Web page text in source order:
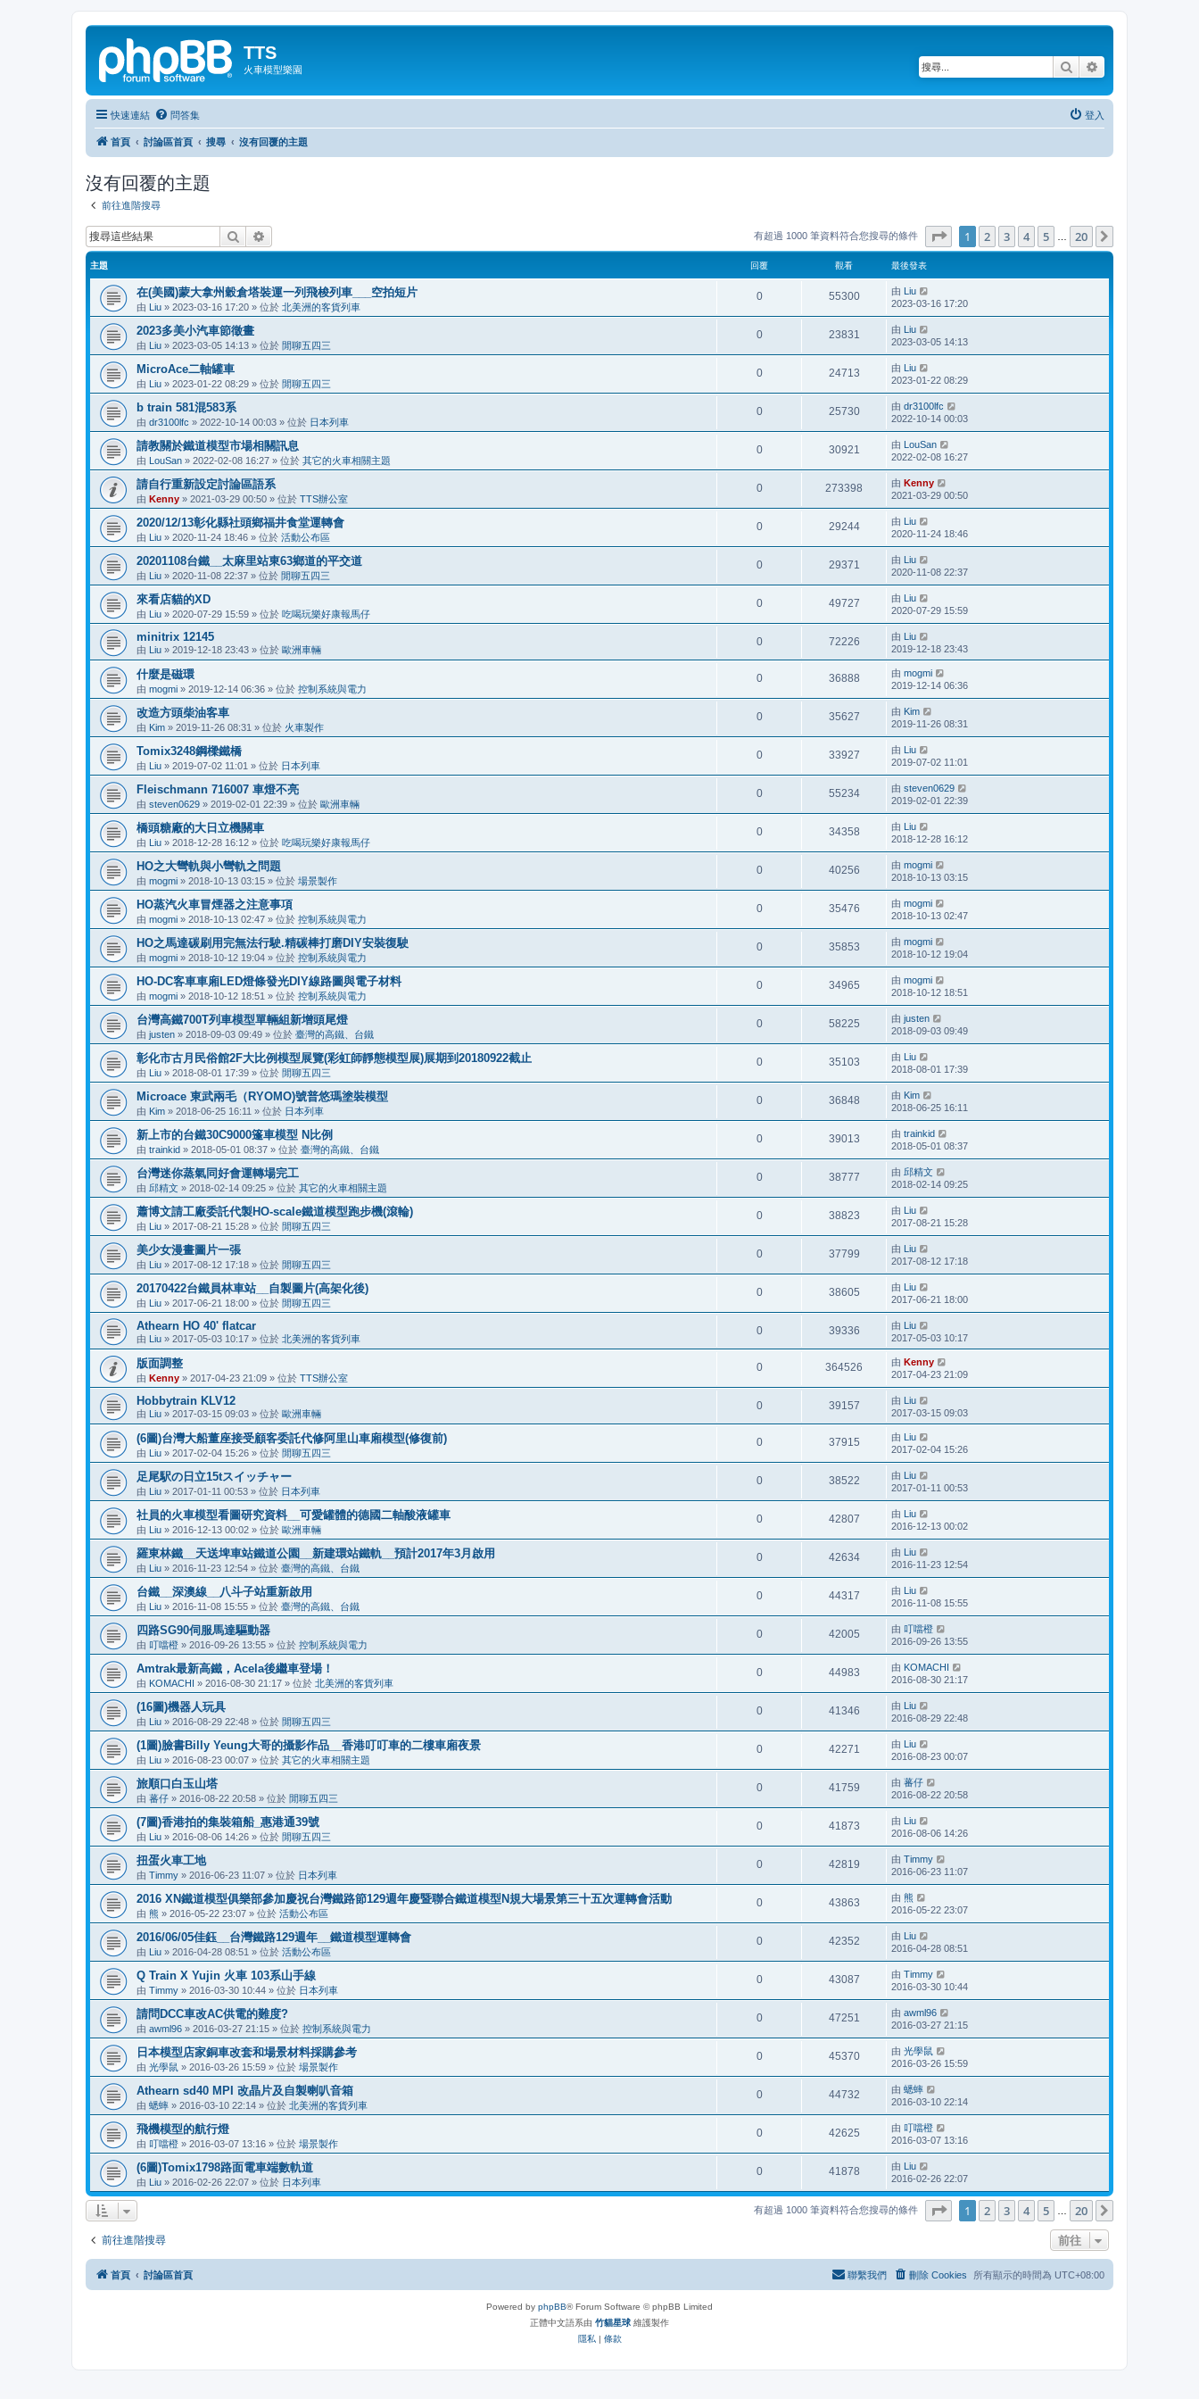
TTS
火車模型樂園 搜尋
快速連結 問答集 登入
首頁 討論區首頁 搜尋 沒有回覆的主題
沒有回覆的主題
前往進階搜尋
搜尋 有超過 1000 筆資料符合您搜尋的條件 1頁 (共 20 頁)
1 2 3 4 5 20
主題 回覆 觀看 最後發表
在(美國)蒙大拿州穀倉塔裝運一列飛梭列車___空拍短片
由 Liu » 2023-03-16 17:20 » 位於 北美洲的客貨列車
0 55300 由 Liu
2023-03-16 17:20
2023多美小汽車節徵畫
由 Liu » 2023-03-05 14:13 » 位於 閒聊五四三
0 23831 由 Liu
2023-03-05 14:13
MicroAce二軸罐車
由 Liu » 2023-01-22 08:29 » 位於 閒聊五四三
0 24713 由 Liu
2023-01-22 08:29
b train 581混583系
由 dr3100lfc » 2022-10-14 00:03 » 位於 日本列車
0 25730 由 dr3100lfc
2022-10-14 00:03
請教關於鐵道模型市場相關訊息
由 LouSan » 2022-02-08 16:27 » 位於 其它的火車相關主題
0 30921 由 LouSan
2022-02-08 16:27
請自行重新設定討論區語系
由 Kenny » 2021-03-29 00:50 » 位於 TTS辦公室
0 273398 由 Kenny
2021-03-29 00:50
2020/12/13彰化縣社頭鄉福井食堂運轉會
由 Liu » 2020-11-24 18:46 » 位於 活動公布區
0 29244 由 Liu
2020-11-24 18:46
20201108台鐵__太麻里站東63鄉道的平交道
由 Liu » 2020-11-08 22:37 » 位於 閒聊五四三
0 29371 由 Liu
2020-11-08 22:37
來看店貓的XD
由 Liu » 2020-07-29 15:59 » 位於 吃喝玩樂好康報馬仔
0 49727 由 Liu
2020-07-29 15:59
minitrix 12145
由 Liu » 2019-12-18 23:43 » 位於 歐洲車輛
0 72226 由 Liu
2019-12-18 23:43
什麼是磁環
由 mogmi » 2019-12-14 06:36 » 位於 控制系統與電力
0 36888 由 mogmi
2019-12-14 06:36
改造方頭柴油客車
由 Kim » 2019-11-26 08:31 » 位於 火車製作
0 35627 由 Kim
2019-11-26 08:31
Tomix3248鋼樑鐵橋
由 Liu » 2019-07-02 11:01 » 位於 日本列車
0 33927 由 Liu
2019-07-02 11:01
Fleischmann 716007 車燈不亮
由 steven0629 » 2019-02-01 22:39 » 位於 歐洲車輛
0 55234 由 steven0629
2019-02-01 22:39
橋頭糖廠的大日立機關車
由 Liu » 2018-12-28 16:12 » 位於 吃喝玩樂好康報馬仔
0 34358 由 Liu
2018-12-28 16:12
HO之大彎軌與小彎軌之問題
由 mogmi » 2018-10-13 03:15 » 位於 場景製作
0 40256 由 mogmi
2018-10-13 03:15
HO蒸汽火車冒煙器之注意事項
由 mogmi » 2018-10-13 02:47 » 位於 控制系統與電力
0 35476 由 mogmi
2018-10-13 02:47
HO之馬達碳刷用完無法行駛.精碳棒打磨DIY安裝復駛
由 mogmi » 2018-10-12 19:04 » 位於 控制系統與電力
0 35853 由 mogmi
2018-10-12 19:04
HO-DC客車車廂LED燈條發光DIY線路圖與電子材料
由 mogmi » 2018-10-12 18:51 » 位於 控制系統與電力
0 34965 由 mogmi
2018-10-12 18:51
台灣高鐵700T列車模型單輛組新增頭尾燈
由 justen » 2018-09-03 09:49 » 位於 臺灣的高鐵、台鐵
0 58225 由 justen
2018-09-03 09:49
彰化市古月民俗館2F大比例模型展覽(彩虹師靜態模型展)展期到20180922截止
由 Liu » 2018-08-01 17:39 » 位於 閒聊五四三
0 35103 由 Liu
2018-08-01 17:39
Microace 東武兩毛（RYOMO)號普悠瑪塗裝模型
由 Kim » 2018-06-25 16:11 » 位於 日本列車
0 36848 由 Kim
2018-06-25 16:11
新上市的台鐵30C9000篷車模型 N比例
由 trainkid » 2018-05-01 08:37 » 位於 臺灣的高鐵、台鐵
0 39013 由 trainkid
2018-05-01 08:37
台灣迷你蒸氣同好會運轉場完工
由 邱精文 » 2018-02-14 09:25 » 位於 其它的火車相關主題
0 38777 由 邱精文
2018-02-14 09:25
蕭博文請工廠委託代製HO-scale鐵道模型跑步機(滾輪)
由 Liu » 2017-08-21 15:28 » 位於 閒聊五四三
0 38823 由 Liu
2017-08-21 15:28
美少女漫畫圖片一張
由 Liu » 2017-08-12 17:18 » 位於 閒聊五四三
0 37799 由 Liu
2017-08-12 17:18
20170422台鐵員林車站__自製圖片(高架化後)
由 Liu » 2017-06-21 18:00 » 位於 閒聊五四三
0 38605 由 Liu
2017-06-21 18:00
Athearn HO 40' flatcar
由 Liu » 2017-05-03 10:17 » 位於 北美洲的客貨列車
0 39336 由 Liu
2017-05-03 10:17
版面調整
由 Kenny » 2017-04-23 21:09 » 位於 TTS辦公室
0 364526 由 Kenny
2017-04-23 21:09
Hobbytrain KLV12
由 Liu » 2017-03-15 09:03 » 位於 歐洲車輛
0 39157 由 Liu
2017-03-15 09:03
(6圖)台灣大船董座接受顧客委託代修阿里山車廂模型(修復前)
由 Liu » 2017-02-04 15:26 » 位於 閒聊五四三
0 37915 由 Liu
2017-02-04 15:26
足尾駅の日立15tスイッチャー
由 Liu » 2017-01-11 00:53 » 位於 日本列車
0 38522 由 Liu
2017-01-11 00:53
社員的火車模型看圖研究資料__可愛罐體的德國二軸酸液罐車
由 Liu » 2016-12-13 00:02 » 位於 歐洲車輛
0 42807 由 Liu
2016-12-13 00:02
羅東林鐵__天送埤車站鐵道公園__新建環站鐵軌__預計2017年3月啟用
由 Liu » 2016-11-23 12:54 » 位於 臺灣的高鐵、台鐵
0 42634 由 Liu
2016-11-23 12:54
台鐵__深澳線__八斗子站重新啟用
由 Liu » 2016-11-08 15:55 » 位於 臺灣的高鐵、台鐵
0 44317 由 Liu
2016-11-08 15:55
四路SG90伺服馬達驅動器
由 叮噹橙 » 2016-09-26 13:55 » 位於 控制系統與電力
0 42005 由 叮噹橙
2016-09-26 13:55
Amtrak最新高鐵，Acela後繼車登場！
由 KOMACHI » 2016-08-30 21:17 » 位於 北美洲的客貨列車
0 44983 由 KOMACHI
2016-08-30 21:17
(16圖)機器人玩具
由 Liu » 2016-08-29 22:48 » 位於 閒聊五四三
0 41346 由 Liu
2016-08-29 22:48
(1圖)臉書Billy Yeung大哥的攝影作品__香港叮叮車的二樓車廂夜景
由 Liu » 2016-08-23 00:07 » 位於 其它的火車相關主題
0 42271 由 Liu
2016-08-23 00:07
旅順口白玉山塔
由 蕃仔 » 2016-08-22 20:58 » 位於 閒聊五四三
0 41759 由 蕃仔
2016-08-22 20:58
(7圖)香港拍的集裝箱船_惠港通39號
由 Liu » 2016-08-06 14:26 » 位於 閒聊五四三
0 41873 由 Liu
2016-08-06 14:26
扭蛋火車工地
由 Timmy » 2016-06-23 11:07 » 位於 日本列車
0 42819 由 Timmy
2016-06-23 11:07
2016 XN鐵道模型俱樂部參加慶祝台灣鐵路節129週年慶暨聯合鐵道模型N規大場景第三十五次運轉會活動
由 熊 » 2016-05-22 23:07 » 位於 活動公布區
0 43863 由 熊
2016-05-22 23:07
2016/06/05佳鈺__台灣鐵路129週年__鐵道模型運轉會
由 Liu » 2016-04-28 08:51 » 位於 活動公布區
0 42352 由 Liu
2016-04-28 08:51
Q Train X Yujin 火車 103系山手線
由 Timmy » 2016-03-30 10:44 » 位於 日本列車
0 43087 由 Timmy
2016-03-30 10:44
請問DCC車改AC供電的難度?
由 awml96 » 2016-03-27 21:15 » 位於 控制系統與電力
0 47251 由 awml96
2016-03-27 21:15
日本模型店家銅車改套和場景材料採購參考
由 光學鼠 » 2016-03-26 15:59 » 位於 場景製作
0 45370 由 光學鼠
2016-03-26 15:59
Athearn sd40 MPI 改晶片及自製喇叭音箱
由 蟋蟀 » 2016-03-10 22:14 » 位於 北美洲的客貨列車
0 44732 由 蟋蟀
2016-03-10 22:14
飛機模型的航行燈
由 叮噹橙 » 2016-03-07 13:16 » 位於 場景製作
0 42625 由 叮噹橙
2016-03-07 13:16
(6圖)Tomix1798路面電車端數軌道
由 Liu » 2016-02-26 22:07 » 位於 日本列車
0 41878 由 Liu
2016-02-26 22:07
有超過 1000 筆資料符合您搜尋的條件 1頁 (共 20 頁)
1 2 3 4 5 20
前往進階搜尋 前往
首頁 討論區首頁 所有顯示的時間為 UTC+08:00
刪除 Cookies
聯繫我們
Powered by phpBB® Forum Software © phpBB Limited
正體中文語系由 竹貓星球 維護製作
隱私 | 條款